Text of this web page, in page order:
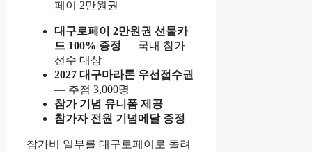
대구로페이 2만원권 선물카
드 100% 증정 — 국내 참가
선수 대상
2027 대구마라톤 우선접수권
— 추첨 3,000명
참가 기념 유니폼 제공
참가자 전원 기념메달 증정
참가비 일부를 대구로페이로 돌려